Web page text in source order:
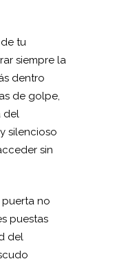
tu
siempre la
dentro
de golpe,
del
silencioso
sin
no
puestas
del